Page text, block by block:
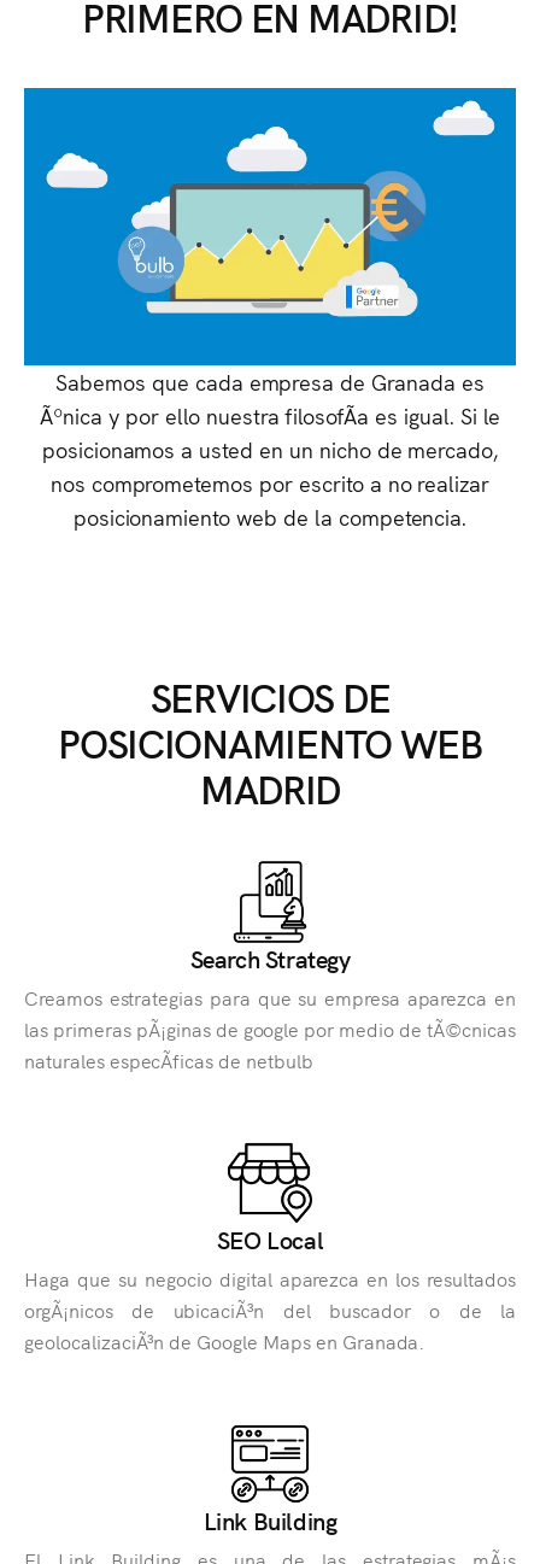
PRIMERO EN MADRID!
Sabemos que cada empresa de Granada es
Ãºnica y por ello nuestra filosofÃ­a es igual. Si le
posicionamos a usted en un nicho de mercado,
nos comprometemos por escrito a no realizar
posicionamiento web de la competencia.
SERVICIOS DE
POSICIONAMIENTO WEB
MADRID
Search Strategy
Creamos estrategias para que su empresa aparezca en
las primeras pÃ¡ginas de google por medio de tÃ©cnicas
naturales especÃ­ficas de netbulb
SEO Local
Haga que su negocio digital aparezca en los resultados
orgÃ¡nicos de ubicaciÃ³n del buscador o de la
geolocalizaciÃ³n de Google Maps en Granada.
Link Building
El Link Building es una de las estrategias mÃ¡s